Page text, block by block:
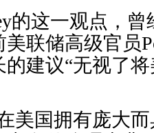
的这一观点，
联储高级官员
建议“无视了
美国拥有庞大